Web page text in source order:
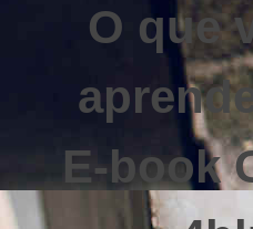
O que
E-book